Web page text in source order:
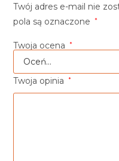
Twój adres e-mail nie
pola są oznaczone
*
Twoja ocena *
Twoja opinia *